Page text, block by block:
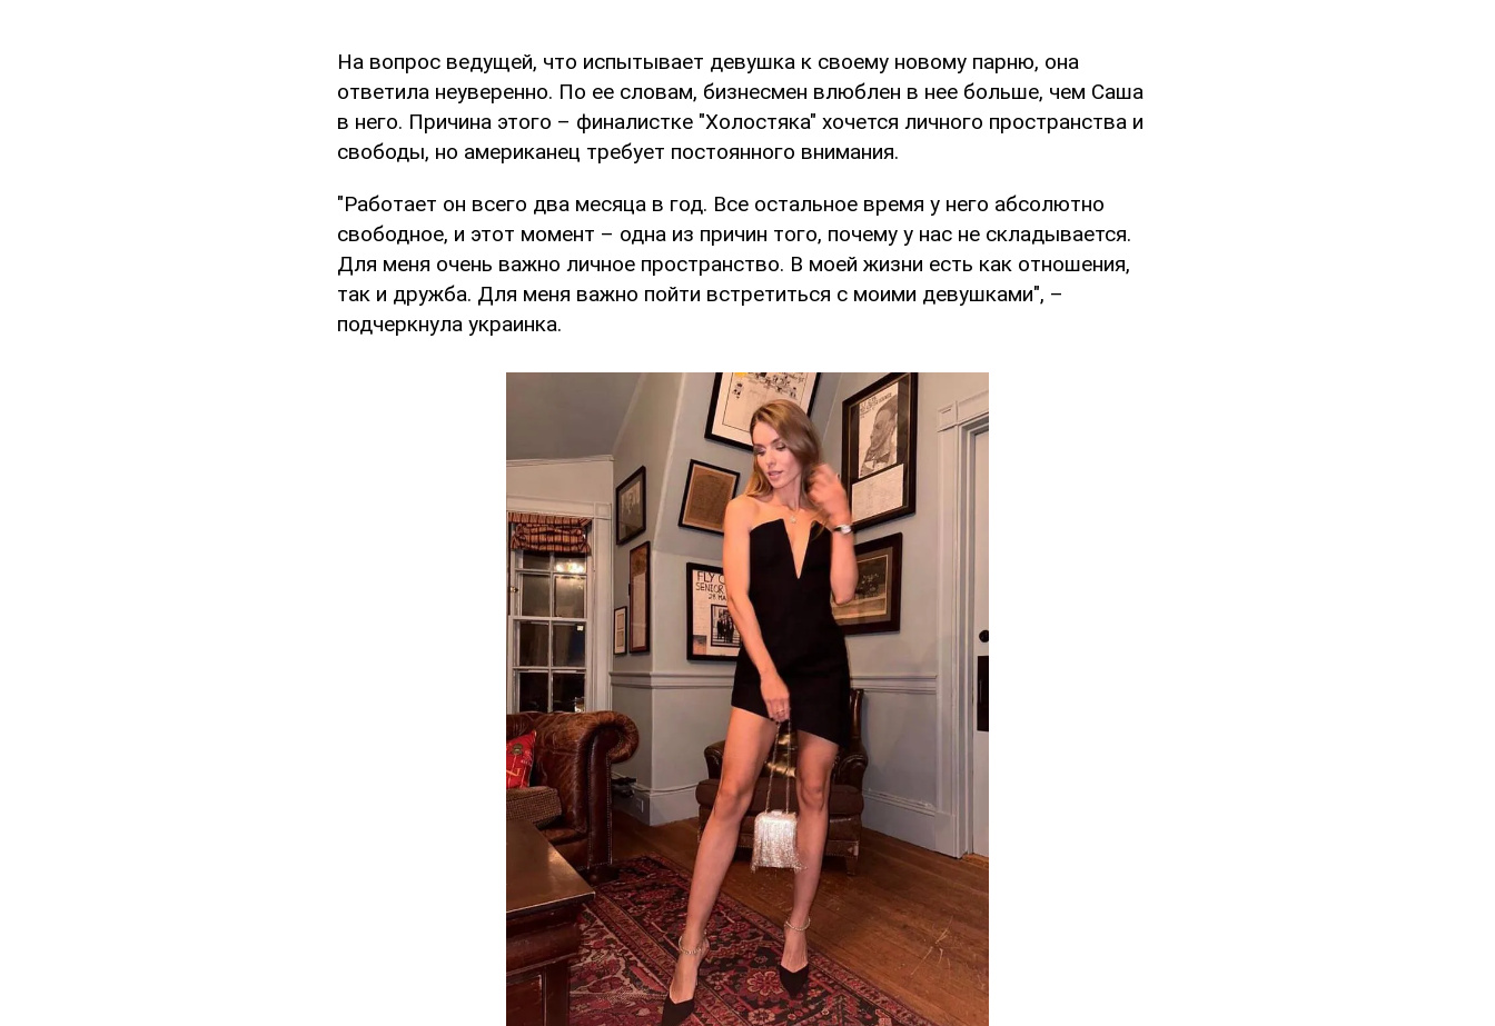
На вопрос ведущей, что испытывает девушка к своему новому парню, она
ответила неуверенно. По ее словам, бизнесмен влюблен в нее больше, чем Саша
в него. Причина этого – финалистке "Холостяка" хочется личного пространства и
свободы, но американец требует постоянного внимания.
"Работает он всего два месяца в год. Все остальное время у него абсолютно
свободное, и этот момент – одна из причин того, почему у нас не складывается.
Для меня очень важно личное пространство. В моей жизни есть как отношения,
так и дружба. Для меня важно пойти встретиться с моими девушками", –
подчеркнула украинка.